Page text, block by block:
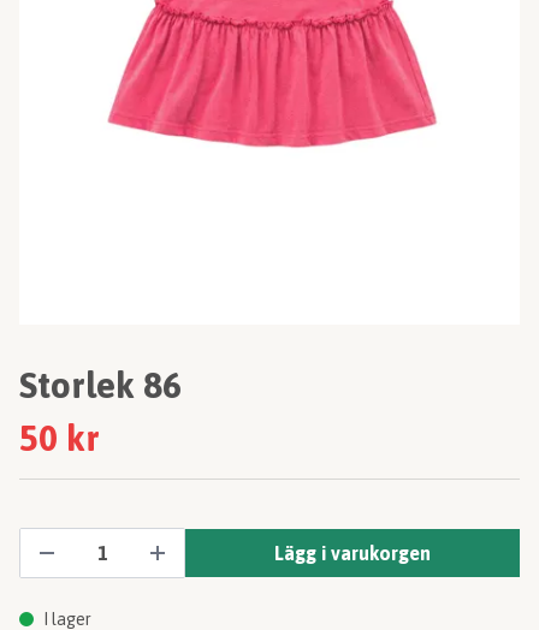
Storlek 86
50 kr
Lägg i varukorgen
I lager